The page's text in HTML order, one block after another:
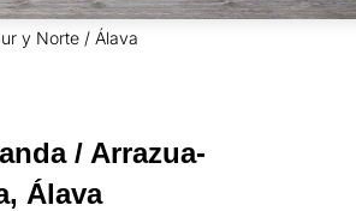
y Norte / Álava
/ Arrazua-
Álava